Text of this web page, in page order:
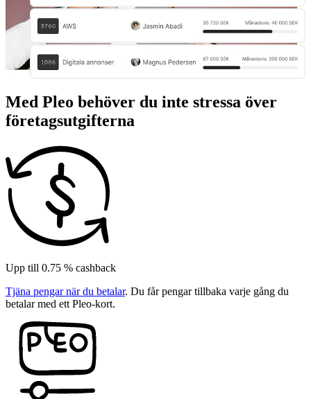
Med Pleo behöver du inte stressa över
företagsutgifterna
Upp till 0.75 % cashback
Tjäna pengar när du betalar. Du får pengar tillbaka varje gång du
betalar med ett Pleo-kort.